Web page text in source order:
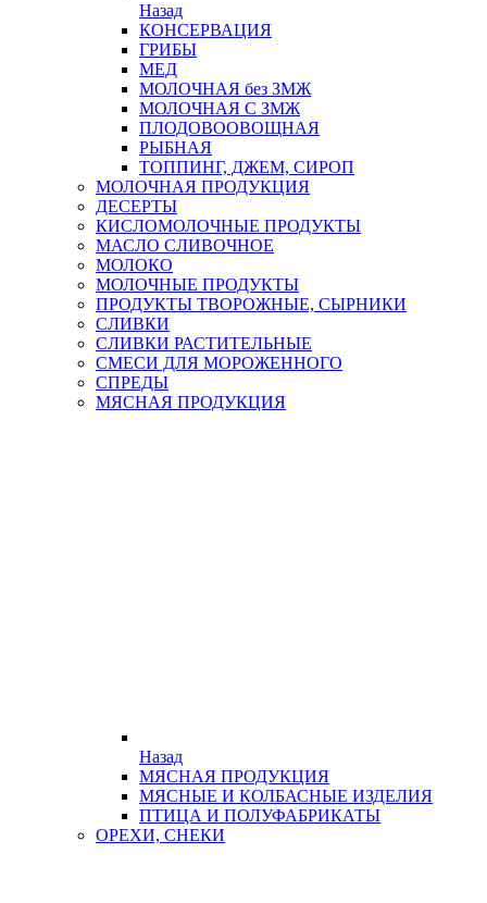
Назад
КОНСЕРВАЦИЯ
ГРИБЫ
МЕД
МОЛОЧНАЯ без ЗМЖ
МОЛОЧНАЯ С ЗМЖ
ПЛОДОВООВОЩНАЯ
РЫБНАЯ
ТОППИНГ, ДЖЕМ, СИРОП
МОЛОЧНАЯ ПРОДУКЦИЯ
ДЕСЕРТЫ
КИСЛОМОЛОЧНЫЕ ПРОДУКТЫ
МАСЛО СЛИВОЧНОЕ
МОЛОКО
МОЛОЧНЫЕ ПРОДУКТЫ
ПРОДУКТЫ ТВОРОЖНЫЕ, СЫРНИКИ
СЛИВКИ
СЛИВКИ РАСТИТЕЛЬНЫЕ
СМЕСИ ДЛЯ МОРОЖЕННОГО
СПРЕДЫ
МЯСНАЯ ПРОДУКЦИЯ
Назад
МЯСНАЯ ПРОДУКЦИЯ
МЯСНЫЕ И КОЛБАСНЫЕ ИЗДЕЛИЯ
ПТИЦА И ПОЛУФАБРИКАТЫ
ОРЕХИ, СНЕКИ